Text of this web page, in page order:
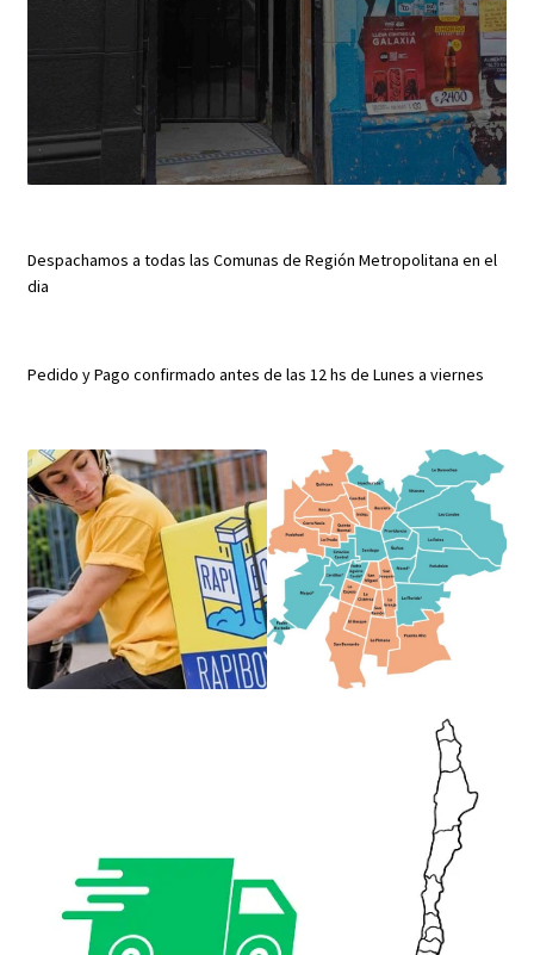
Despachamos a todas las Comunas de Región Metropolitana en el
dia
Pedido y Pago confirmado antes de las 12 hs de Lunes a viernes